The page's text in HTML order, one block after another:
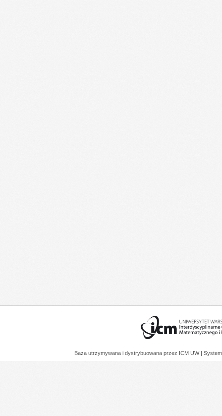
Baza utrzymywana i dystrybuowana przez ICM UW |